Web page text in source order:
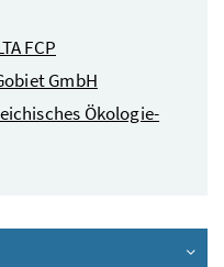
FCP
GmbH
Ökologie-